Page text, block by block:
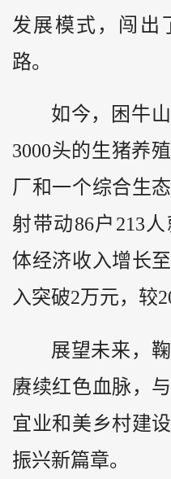
发展模式，闯出
路。
如今，困牛
3000头的生猪养
厂和一个综合生
射带动86户213
体经济收入增长
入突破2万元，较
展望未来，
赓续红色血脉，
宜业和美乡村建
振兴新篇章。